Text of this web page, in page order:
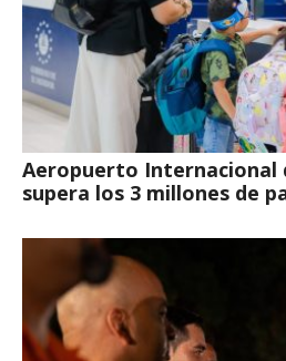
Aeropuerto Internacional
supera los 3 millones de